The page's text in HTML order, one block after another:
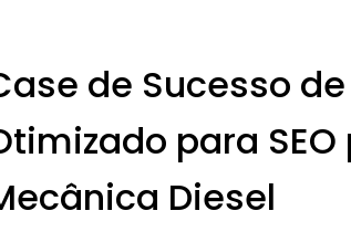
de Sucesso de
para
Diesel